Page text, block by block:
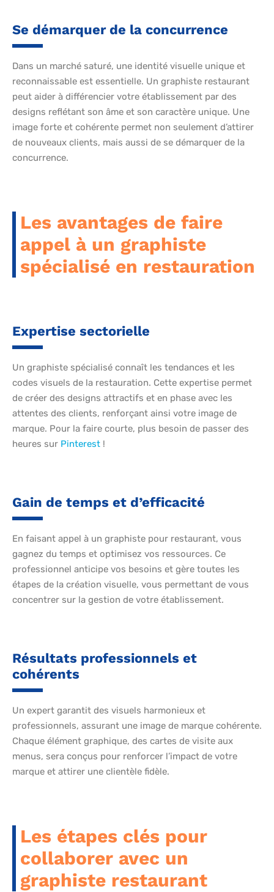
Se démarquer de la concurrence
Dans un marché saturé, une identité visuelle unique et
reconnaissable est essentielle. Un graphiste restaurant
peut aider à différencier votre établissement par des
designs reflétant son âme et son caractère unique. Une
image forte et cohérente permet non seulement d’attirer
de nouveaux clients, mais aussi de se démarquer de la
concurrence.
Les avantages de faire
appel à un graphiste
spécialisé en restauration
Expertise sectorielle
Un graphiste spécialisé connaît les tendances et les
codes visuels de la restauration. Cette expertise permet
de créer des designs attractifs et en phase avec les
attentes des clients, renforçant ainsi votre image de
marque. Pour la faire courte, plus besoin de passer des
heures sur Pinterest !
Gain de temps et d’efficacité
En faisant appel à un graphiste pour restaurant, vous
gagnez du temps et optimisez vos ressources. Ce
professionnel anticipe vos besoins et gère toutes les
étapes de la création visuelle, vous permettant de vous
concentrer sur la gestion de votre établissement.
Résultats professionnels et
cohérents
Un expert garantit des visuels harmonieux et
professionnels, assurant une image de marque cohérente.
Chaque élément graphique, des cartes de visite aux
menus, sera conçus pour renforcer l’impact de votre
marque et attirer une clientèle fidèle.
Les étapes clés pour
collaborer avec un
graphiste restaurant